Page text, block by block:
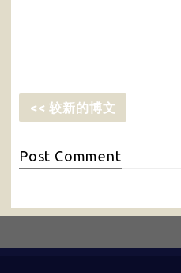
<< 较新的博文
Post Comment